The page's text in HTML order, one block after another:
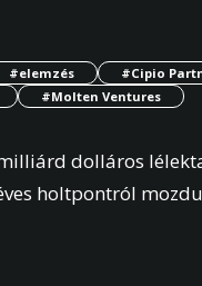
#elemzés
#Cipio
#Molten Ventures
dolláros
holtpontról